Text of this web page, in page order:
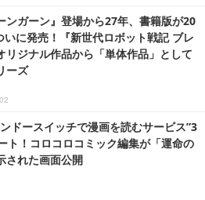
ンガーン』登場から27年、書籍版が20
に発売！『新世代ロボット戦記 ブレ
リジナル作品から「単体作品」として
ーズ
ドースイッチで漫画を読むサービス”3
ト！コロコロコミック編集が「運命の
された画面公開